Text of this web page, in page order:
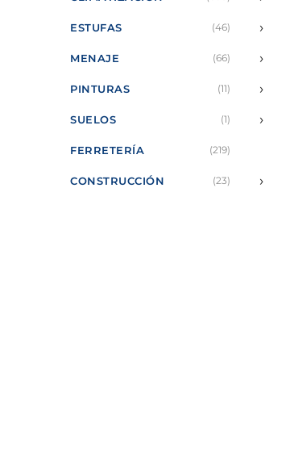
ESTUFAS (46) ›
MENAJE (66) ›
PINTURAS (11) ›
SUELOS (1) ›
FERRETERÍA (219)
CONSTRUCCIÓN (23) ›